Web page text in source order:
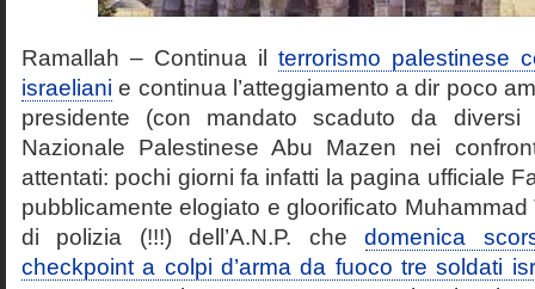
Ramallah – Continua il terrorismo palestinese
israeliani e continua l’atteggiamento a dir poco
presidente (con mandato scaduto da diversi
Nazionale Palestinese Abu Mazen nei
attentati: pochi giorni fa infatti la pagina ufficiale
pubblicamente elogiato e gloorificato Muhammad
di polizia (!!!) dell’A.N.P. chedomenica
checkpoint a colpi d’arma da fuoco tre soldati